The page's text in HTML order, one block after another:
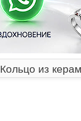
Кольцо из